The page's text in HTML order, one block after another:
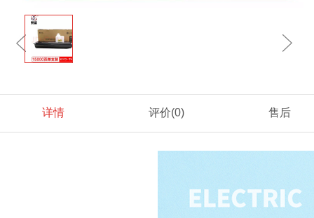
详情 评价(0) 售后